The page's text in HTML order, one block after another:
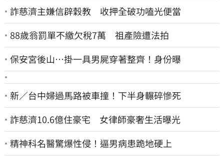
詐慈濟主嫌信辟穀教 收押全破功嗑光便當
88歲翁罰單不繳欠稅7萬 祖產險遭法拍
保安宮後山…掛一具男屍穿著整齊！身份曝
新／台中婦過馬路被車撞！下半身輾碎慘死
詐慈濟10.6億住豪宅 女律師豪奢生活曝光
精神科名醫驚爆性侵！逼男病患跪地硬上